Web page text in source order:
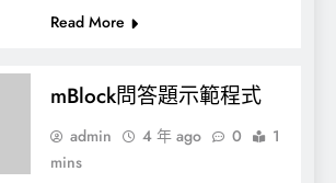
Read More
mBlock問答題示範程式
admin 4 年 ago 0
1
mins